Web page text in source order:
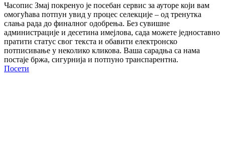
Часопис Змај покренуо је посебан сервис за ауторе који вам
омогућава потпун увид у процес селекције – од тренутка
слања рада до финалног одобрења. Без сувишне
администрације и десетина имејлова, сада можете једноставно
пратити статус свог текста и обавити електронско
потписивање у неколико кликова. Ваша сарадња са нама
постаје бржа, сигурнија и потпуно транспарентна.
Посети